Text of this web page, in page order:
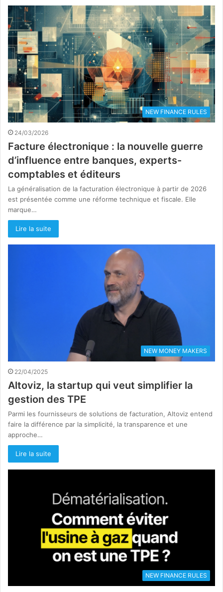
NEW FINANCE RULES
24/03/2026
Facture électronique : la nouvelle guerre
d’influence entre banques, experts-
comptables et éditeurs
La généralisation de la facturation électronique à partir de 2026
est présentée comme une réforme technique et fiscale. Elle
marque…
Lire la suite
NEW MONEY MAKERS
22/04/2025
Altoviz, la startup qui veut simplifier la
gestion des TPE
Parmi les fournisseurs de solutions de facturation, Altoviz entend
faire la différence par la simplicité, la transparence et une
approche…
Lire la suite
NEW FINANCE RULES